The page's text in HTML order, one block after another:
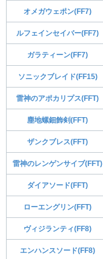
オメガウェポン(FF7)
ルフェインセイバー(FF7)
ガラティーン(FF7)
ソニックブレイド(FF15)
雷神のアポカリプス(FFT)
塵地螺鈿飾剣(FFT)
ザンクブレス(FFT)
雷神のレンゲンサイブ(FFT)
ダイアソード(FFT)
ローエングリン(FFT)
ヴィジランティ(FF8)
エンハンスソード(FF8)